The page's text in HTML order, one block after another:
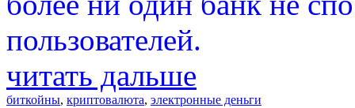
пользователей.
читать дальше
биткойны, криптовалюта, электронные деньги